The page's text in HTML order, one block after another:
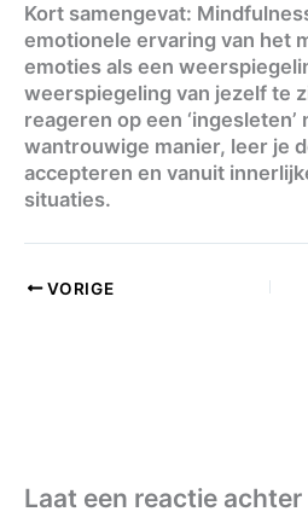
Kort samengevat:
emotionele ervaring van het
emoties als een
weerspiegeling van jezelf te
reageren op een ‘ingesleten’
wantrouwige manier, leer je
accepteren en vanuit
situaties.
VORIGE
Laat een reactie achter